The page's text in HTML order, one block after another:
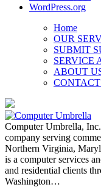
WordPress.org
Home
OUR
SUBMIT
SERVICE
ABOUT
Computer Umbrella,
company serving
Northern Virginia,
is a computer services
and residential clients
Washington…